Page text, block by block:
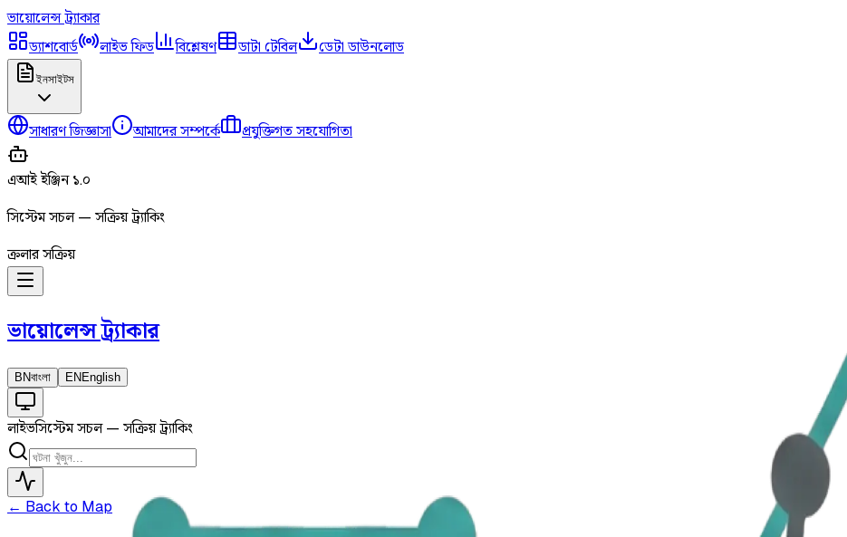
ভায়োলেন্সট্র্যাকার
ড্যাশবোর্ড
লাইভ ফিড বিশ্লেষণ ডাটা টেবিল ডেটা ডাউনলোড
ইনসাইটস
সাধারণ জিজ্ঞাসা আমাদের সম্পর্কে প্রযুক্তিগত সহযোগিতা
এআই ইঞ্জিন ১.০
সিস্টেম সচল — সক্রিয় ট্র্যাকিং
ক্রলার সক্রিয়
ভায়োলেন্সট্র্যাকার
BNবাংলা EN English
লাইভসিস্টেম সচল — সক্রিয় ট্র্যাকিং
← Back to Map